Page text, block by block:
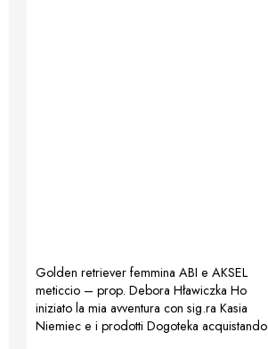
Golden retriever femmina ABI e AKSEL
meticcio – prop. Debora Hławiczka Ho
iniziato la mia avventura con sig.ra Kasia
Niemiec e i prodotti Dogoteka acquistando